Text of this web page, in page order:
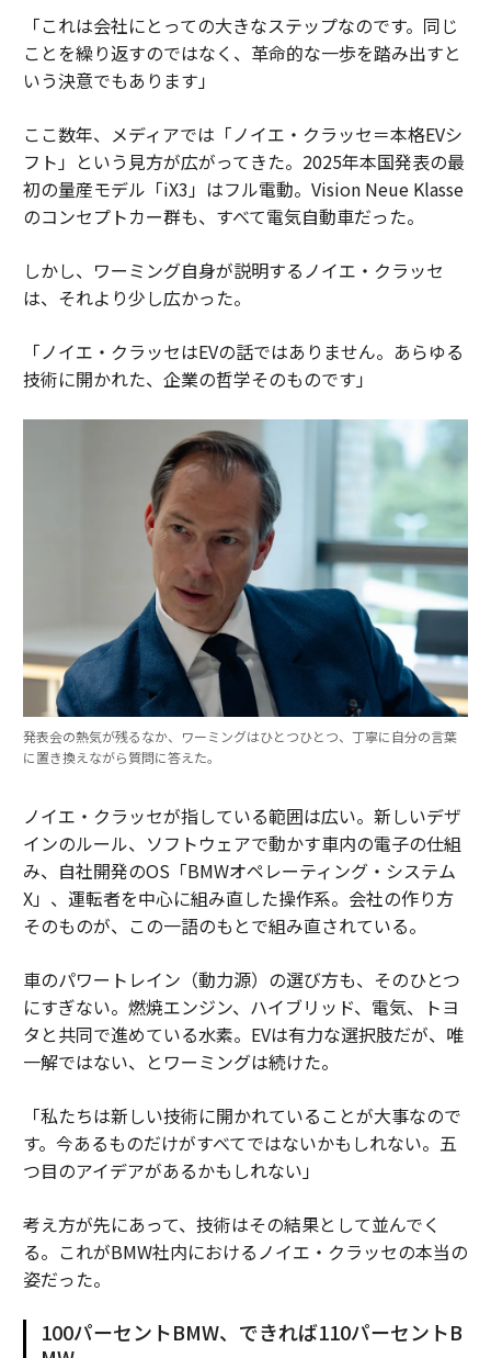
「これは会社にとっての大きなステップなのです。同じ
ことを繰り返すのではなく、革命的な一歩を踏み出すと
いう決意でもあります」
ここ数年、メディアでは「ノイエ・クラッセ＝本格EVシ
フト」という見方が広がってきた。2025年本国発表の最
初の量産モデル「iX3」はフル電動。Vision Neue Klasse
のコンセプトカー群も、すべて電気自動車だった。
しかし、ワーミング自身が説明するノイエ・クラッセ
は、それより少し広かった。
「ノイエ・クラッセはEVの話ではありません。あらゆる
技術に開かれた、企業の哲学そのものです」
発表会の熱気が残るなか、ワーミングはひとつひとつ、丁寧に自分の言葉
に置き換えながら質問に答えた。
ノイエ・クラッセが指している範囲は広い。新しいデザ
インのルール、ソフトウェアで動かす車内の電子の仕組
み、自社開発のOS「BMWオペレーティング・システム
X」、運転者を中心に組み直した操作系。会社の作り方
そのものが、この一語のもとで組み直されている。
車のパワートレイン（動力源）の選び方も、そのひとつ
にすぎない。燃焼エンジン、ハイブリッド、電気、トヨ
タと共同で進めている水素。EVは有力な選択肢だが、唯
一解ではない、とワーミングは続けた。
「私たちは新しい技術に開かれていることが大事なので
す。今あるものだけがすべてではないかもしれない。五
つ目のアイデアがあるかもしれない」
考え方が先にあって、技術はその結果として並んでく
る。これがBMW社内におけるノイエ・クラッセの本当の
姿だった。
100パーセントBMW、できれば110パーセントB